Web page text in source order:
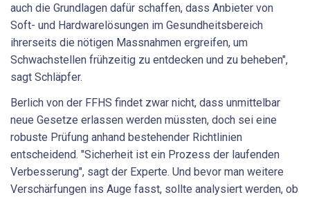
auch die Grundlagen dafür schaffen, dass Anbieter von
Soft- und Hardwarelösungen im Gesundheitsbereich
ihrerseits die nötigen Massnahmen ergreifen, um
Schwachstellen frühzeitig zu entdecken und zu beheben",
sagt Schläpfer.
Berlich von der FFHS findet zwar nicht, dass unmittelbar
neue Gesetze erlassen werden müssten, doch sei eine
robuste Prüfung anhand bestehender Richtlinien
entscheidend. "Sicherheit ist ein Prozess der laufenden
Verbesserung", sagt der Experte. Und bevor man weitere
Verschärfungen ins Auge fasst, sollte analysiert werden, ob